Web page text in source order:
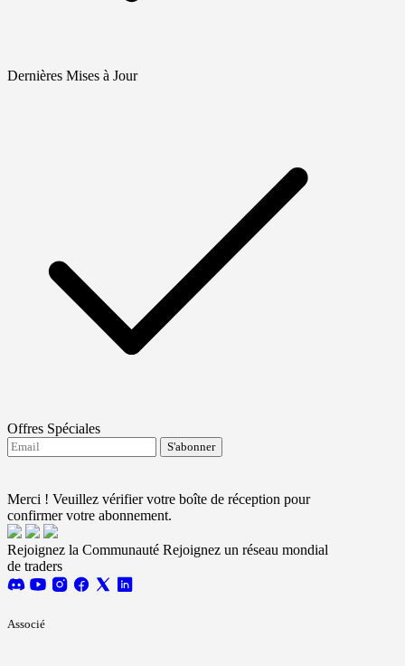
Dernières Mises à Jour
Offres Spéciales
S'abonner
Merci ! Veuillez vérifier votre boîte de réception pour
confirmer votre abonnement.
Rejoignez la Communauté Rejoignez un réseau mondial
de traders
Associé